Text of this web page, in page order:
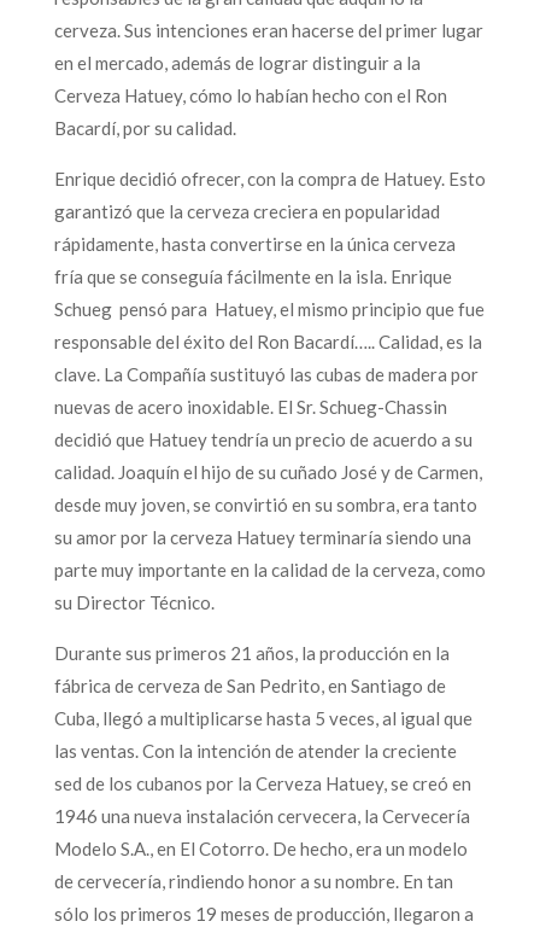
cerveza. Sus intenciones eran hacerse del primer lugar
en el mercado, además de lograr distinguir a la
Cerveza Hatuey, cómo lo habían hecho con el Ron
Bacardí, por su calidad.
Enrique decidió ofrecer, con la compra de Hatuey. Esto
garantizó que la cerveza creciera en popularidad
rápidamente, hasta convertirse en la única cerveza
fría que se conseguía fácilmente en la isla. Enrique
Schueg pensó para Hatuey, el mismo principio que fue
responsable del éxito del Ron Bacardí….. Calidad, es la
clave. La Compañía sustituyó las cubas de madera por
nuevas de acero inoxidable. El Sr. Schueg-Chassin
decidió que Hatuey tendría un precio de acuerdo a su
calidad. Joaquín el hijo de su cuñado José y de Carmen,
desde muy joven, se convirtió en su sombra, era tanto
su amor por la cerveza Hatuey terminaría siendo una
parte muy importante en la calidad de la cerveza, como
su Director Técnico.
Durante sus primeros 21 años, la producción en la
fábrica de cerveza de San Pedrito, en Santiago de
Cuba, llegó a multiplicarse hasta 5 veces, al igual que
las ventas. Con la intención de atender la creciente
sed de los cubanos por la Cerveza Hatuey, se creó en
1946 una nueva instalación cervecera, la Cervecería
Modelo S.A., en El Cotorro. De hecho, era un modelo
de cervecería, rindiendo honor a su nombre. En tan
sólo los primeros 19 meses de producción, llegaron a